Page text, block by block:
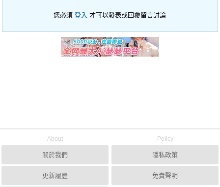
您必須登入 才可以發表或回覆留言討論
About
關於我們
更新履歷
Policy
隱私政策
免責聲明